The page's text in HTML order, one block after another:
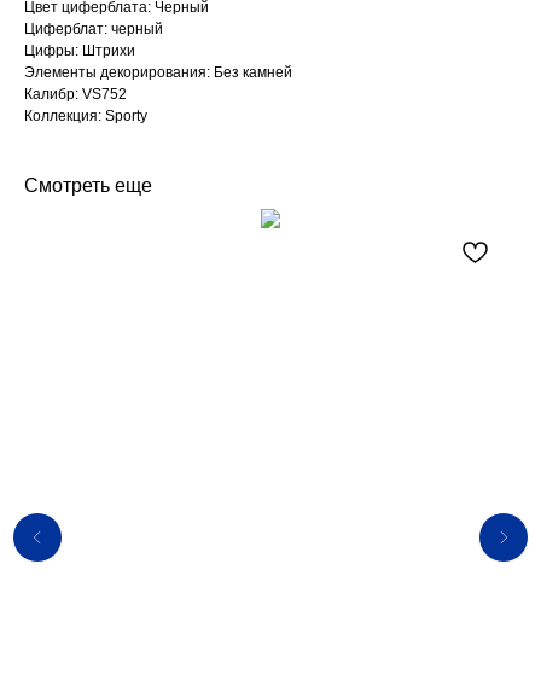
Цвет циферблата: Черный
Циферблат: черный
Цифры: Штрихи
Элементы декорирования: Без камней
Калибр: VS752
Коллекция: Sporty
Смотреть еще